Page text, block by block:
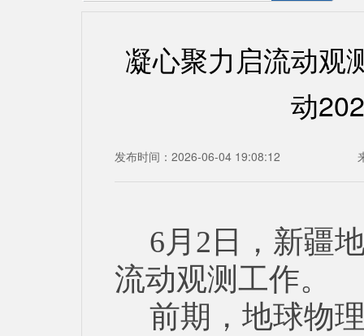
凝心聚力启流动
动
发布时间：2026-06-04 19:08:12
6月2日，新疆
流动观测工作。
前期，地球物